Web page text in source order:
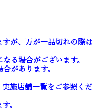
が、万が一品切れの際は
る場合がございます。
があります。
施店舗一覧をご参照くだ
。